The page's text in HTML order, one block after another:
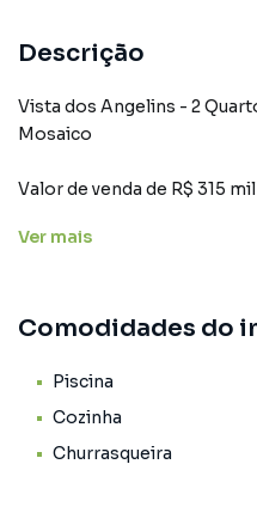
Cozinha
Churrasqueira
Descrição
Vista dos Angelins - 2
Mosaico
Valor de venda de R$ 315
2 quartos
Banheiro ampliado(planta
40m²
Ver mais
Comodidades do
Piscina
Cozinha
Churrasqueira